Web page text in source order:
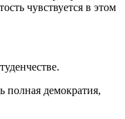
чувствуется в этом
полная демократия,